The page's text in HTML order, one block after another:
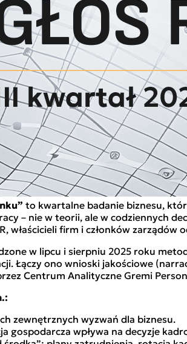
to kwartalne badanie biznesu,
– nie w teorii, ale w codziennych
właścicieli firm i członków zarządów
w lipcu i sierpniu 2025 roku
Łączy ono wnioski jakościowe
Centrum Analityczne Gremi
zewnętrznych wyzwań dla biznesu.
gospodarcza wpływa na decyzje